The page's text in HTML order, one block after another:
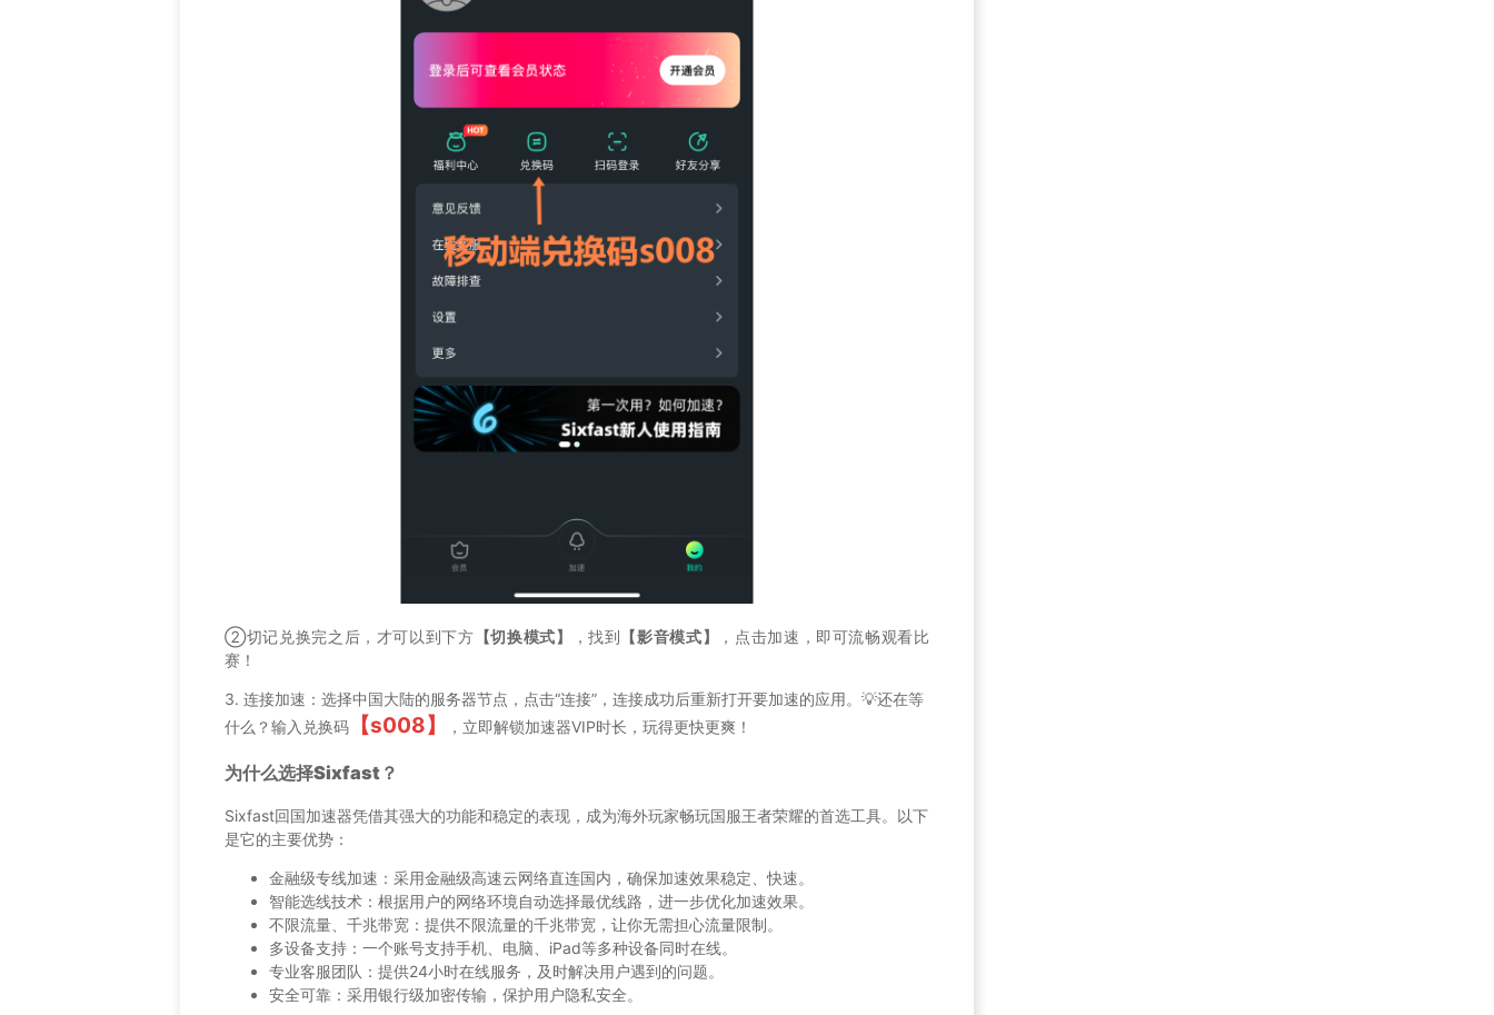
②切记兑换完之后，才可以到下方 【切换模式】 ，找到 【影音模式】
，点击加速，即可流畅观看比
赛！
3. 连接加速：选择中国大陆的服务器节点，点击“连接”，连接成功后重新打开要加速的应用。💡还在等
什么？输入兑换码
【s008】 ，立即解锁加速器VIP时长，玩得更快更爽！
为什么选择Sixfast？
Sixfast回国加速器凭借其强大的功能和稳定的表现，成为海外玩家畅玩国服王者荣耀的首选工具。以下
是它的主要优势：
金融级专线加速：采用金融级高速云网络直连国内，确保加速效果稳定、快速。
智能选线技术：根据用户的网络环境自动选择最优线路，进一步优化加速效果。
不限流量、千兆带宽：提供不限流量的千兆带宽，让你无需担心流量限制。
多设备支持：一个账号支持手机、电脑、iPad等多种设备同时在线。
专业客服团队：提供24小时在线服务，及时解决用户遇到的问题。
安全可靠：采用银行级加密传输，保护用户隐私安全。